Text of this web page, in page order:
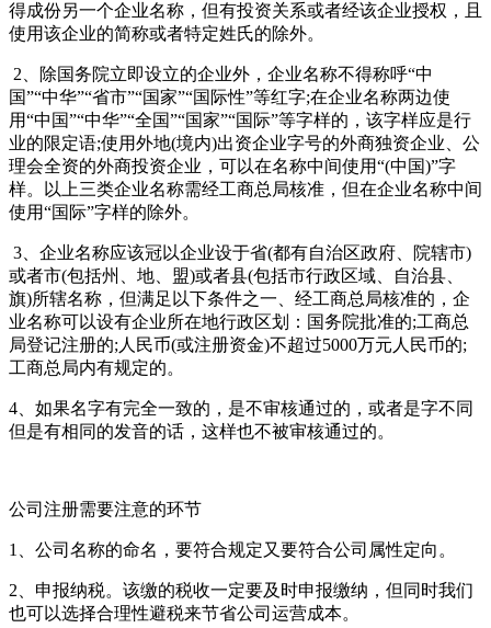
得成份另一个企业名称，但有投资关系或者经该企业授权，且
使用该企业的简称或者特定姓氏的除外。
2、除国务院立即设立的企业外，企业名称不得称呼“中
国”“中华”“省市”“国家”“国际性”等红字;在企业名称两边使
用“中国”“中华”“全国”“国家”“国际”等字样的，该字样应是行
业的限定语;使用外地(境内)出资企业字号的外商独资企业、公
理会全资的外商投资企业，可以在名称中间使用“(中国)”字
样。以上三类企业名称需经工商总局核准，但在企业名称中间
使用“国际”字样的除外。
3、企业名称应该冠以企业设于省(都有自治区政府、院辖市)
或者市(包括州、地、盟)或者县(包括市行政区域、自治县、
旗)所辖名称，但满足以下条件之一、经工商总局核准的，企
业名称可以设有企业所在地行政区划：国务院批准的;工商总
局登记注册的;人民币(或注册资金)不超过5000万元人民币的;
工商总局内有规定的。
4、如果名字有完全一致的，是不审核通过的，或者是字不同
但是有相同的发音的话，这样也不被审核通过的。
公司注册需要注意的环节
1、公司名称的命名，要符合规定又要符合公司属性定向。
2、申报纳税。该缴的税收一定要及时申报缴纳，但同时我们
也可以选择合理性避税来节省公司运营成本。